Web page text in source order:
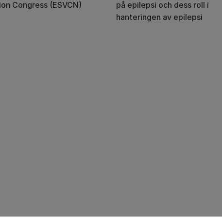
Congress (ESVCN)
på epilepsi och dess roll i
hanteringen av epilepsi